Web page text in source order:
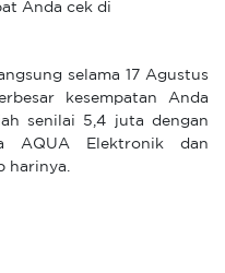
Anda cek di
selama 17 Agustus
kesempatan Anda
senilai 5,4 juta dengan
AQUA Elektronik dan
harinya.